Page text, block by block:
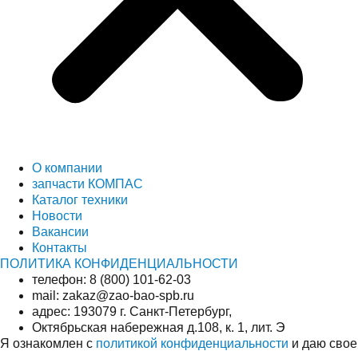
О компании
запчасти КОМПАС
Каталог техники
Новости
Вакансии
Контакты
ПОЛИТИКА КОНФИДЕНЦИАЛЬНОСТИ
телефон: 8 (800) 101-62-03
mail: zakaz@zao-bao-spb.ru
адрес: 193079 г. Санкт-Петербург,
Октябрьская набережная д.108, к. 1, лит. Э
Я ознакомлен с политикой конфиденциальности и даю свое